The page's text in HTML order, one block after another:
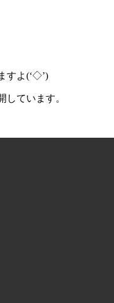
よ(‘◇’)ゞ
ています。